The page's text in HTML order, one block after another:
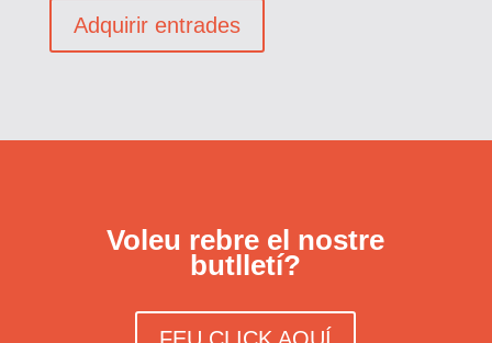
Adquirir entrades
Voleu rebre el nostre
butlletí?